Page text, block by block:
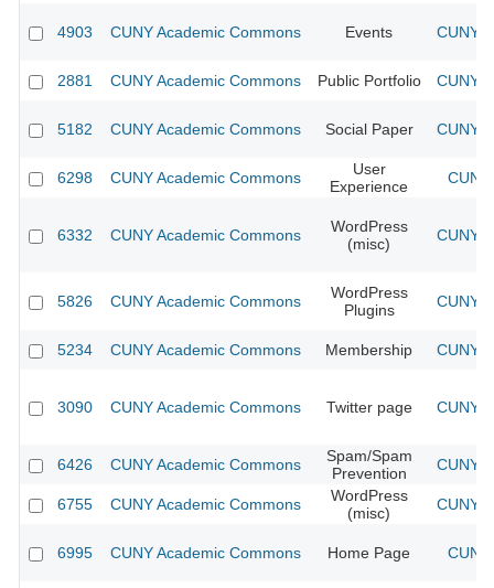
4903 CUNY Academic Commons Events CUNY
2881 CUNY Academic Commons Public Portfolio CUNY
5182 CUNY Academic Commons Social Paper CUNY
6298 CUNY Academic Commons
User
Experience
6332 CUNY Academic Commons
WordPress
(misc)
CUNY
5826 CUNY Academic Commons
WordPress
Plugins
CUNY
5234 CUNY Academic Commons Membership CUNY
3090 CUNY Academic Commons Twitter page CUNY
6426 CUNY Academic Commons
Spam/Spam
Prevention
CUNY
6755 CUNY Academic Commons
WordPress
(misc)
CUNY
6995 CUNY Academic Commons Home Page